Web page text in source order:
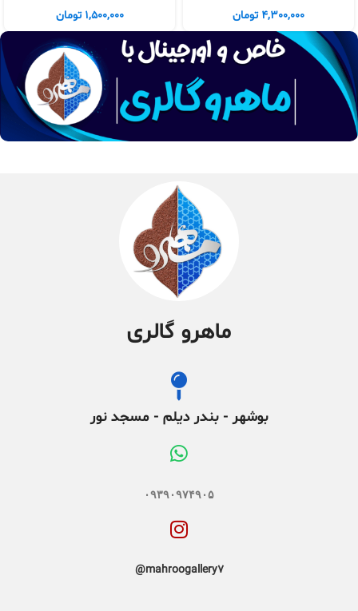
4,300,000 تومان 1,500,000 تومان
ماهرو گالری
بوشهر - بندر دیلم - مسجد نور
۰۹۳۹۰۹۷۴۹۰۵
mahroogallery7@